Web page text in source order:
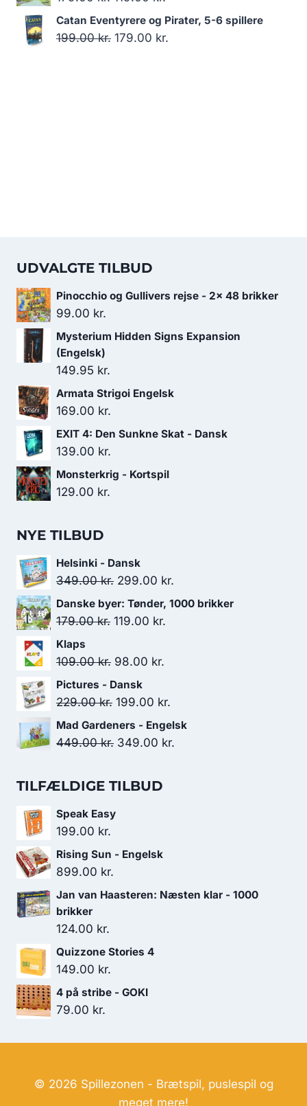
124.00 kr.. 99.00 kr..
oprindelige
pris
aktuelle
pris
Catan Eventyrere og Pirater, 5-6 spillere
199.00kr. Den
179.00 kr.
UDVALGTE TILBUD
Pinocchio og Gullivers rejse - 2x 48 brikker
99.00 kr.
Mysterium Hidden Signs Expansion
(Engelsk)
149.95 kr.
Armata Strigoi Engelsk
169.00 kr.
EXIT 4: Den Sunkne Skat - Dansk
139.00 kr.
Monsterkrig - Kortspil
129.00 kr.
NYE TILBUD
Helsinki - Dansk
349.00kr. Den
oprindelige
pris
349.00 kr..
299.00 kr.
aktuelle
Danske byer: Tønder, 1000 brikker
179.00kr. Den
pris
179.00 kr..
119.00 kr.
Klaps
109.00kr. Den
oprindelige
pris
109.00 kr..
98.00 kr.
pris
98.00 kr..
Pictures - Dansk
229.00kr. Den
oprindelige
pris
199.00 kr.
aktuelle
pris
Mad Gardeners - Engelsk
449.00kr. Den
pris
349.00 kr.
TILFÆLDIGE TILBUD
Speak Easy
199.00 kr.
Rising Sun - Engelsk
899.00 kr.
Jan van Haasteren: Næsten klar - 1000
brikker
124.00 kr.
Quizzone Stories 4
149.00 kr.
4 på stribe - GOKI
79.00 kr.
© 2026 Spillezonen - Brætspil, puslespil og
meget mere!